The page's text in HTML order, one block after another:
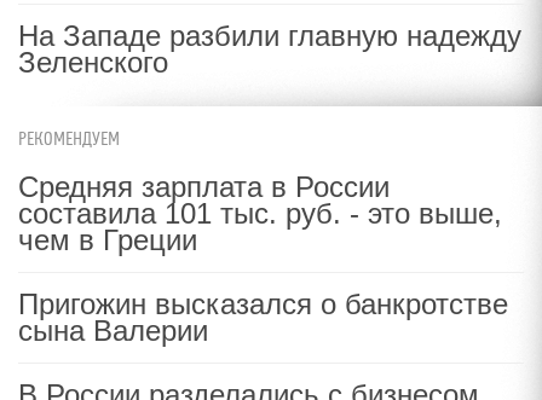
На Западе разбили главную надежду
Зеленского
РЕКОМЕНДУЕМ
Средняя зарплата в России
составила 101 тыс. руб. - это выше,
чем в Греции
Пригожин высказался о банкротстве
сына Валерии